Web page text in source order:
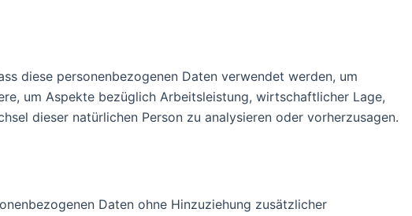
diese personenbezogenen Daten verwendet werden, um
um Aspekte bezüglich Arbeitsleistung, wirtschaftlicher Lage,
dieser natürlichen Person zu analysieren oder vorherzusagen.
Daten ohne Hinzuziehung zusätzlicher